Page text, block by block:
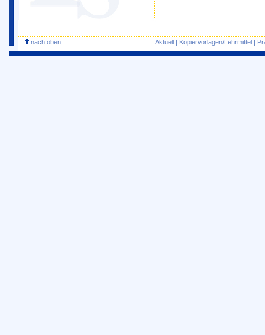
nach oben Aktuell | Kopiervorlagen/Lehrmittel |